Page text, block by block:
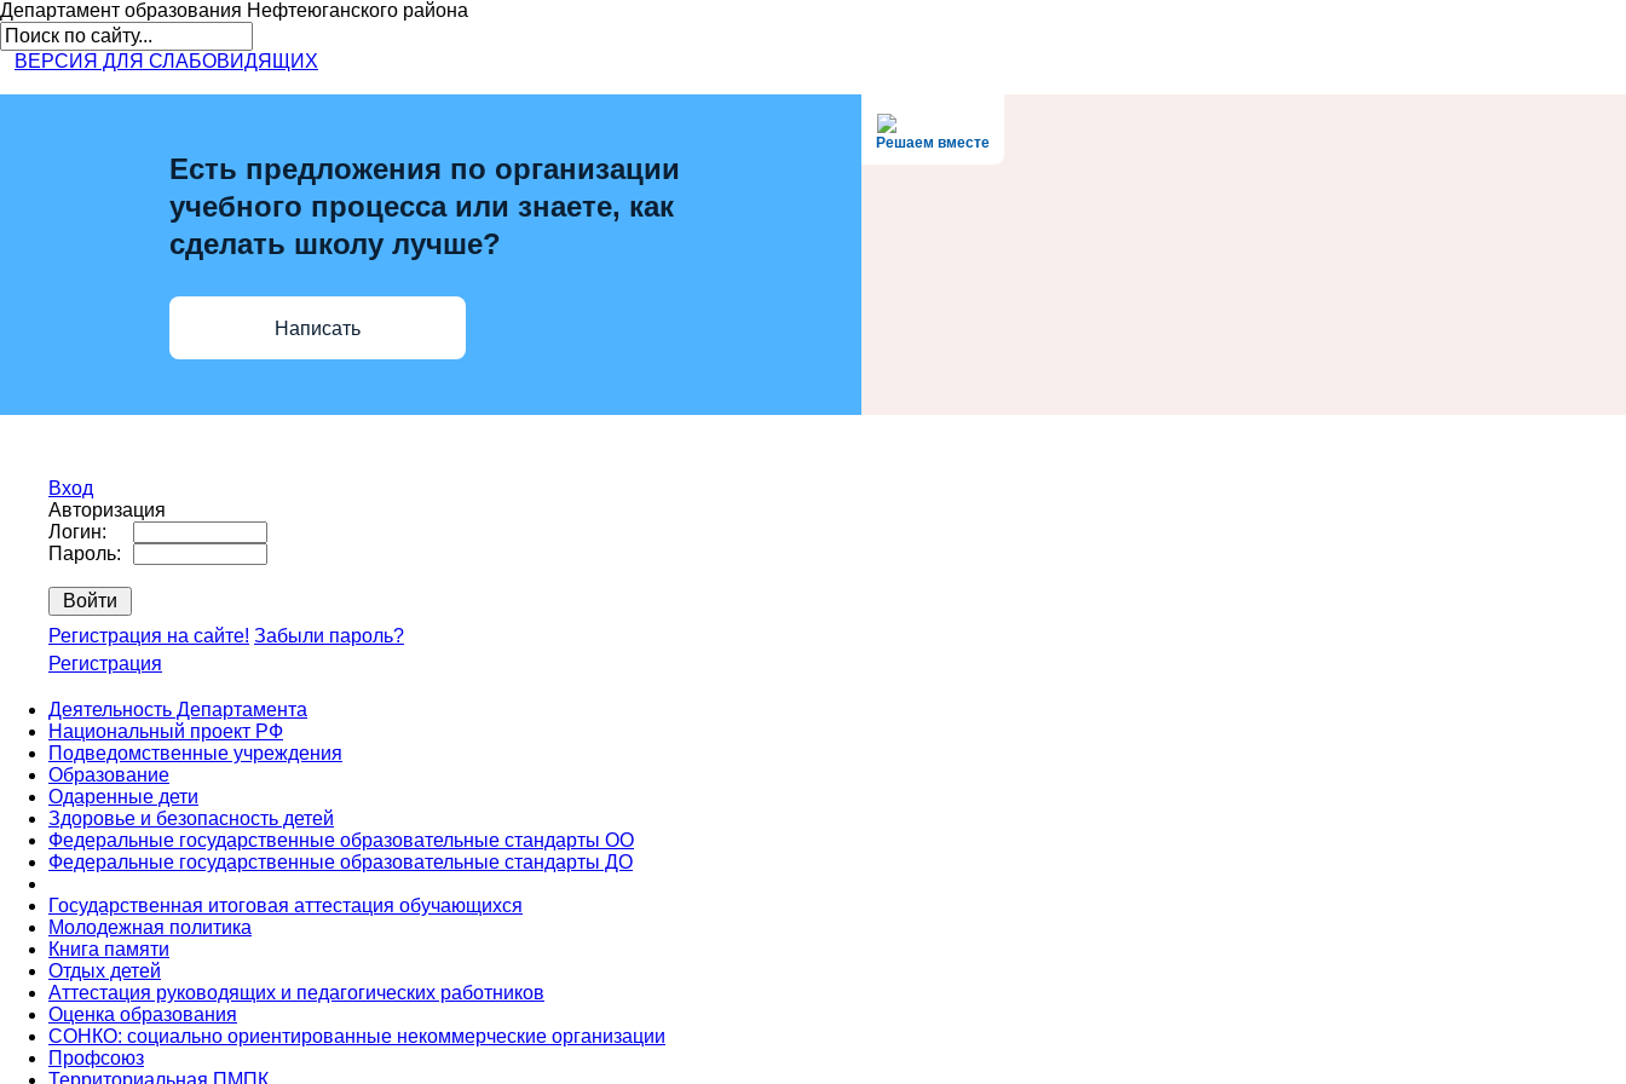
Департамент образования Нефтеюганского района
ВЕРСИЯ ДЛЯ СЛАБОВИДЯЩИХ
Решаем вместе
Есть предложения по организации
учебного процесса или знаете, как
сделать школу лучше?
Написать
Вход
Авторизация
Логин:
Пароль:
Регистрация на сайте! Забыли пароль?
Регистрация
Деятельность Департамента
Национальный проект РФ
Подведомственные учреждения
Образование
Одаренные дети
Здоровье и безопасность детей
Федеральные государственные образовательные стандарты ОО
Федеральные государственные образовательные стандарты ДО
Государственная итоговая аттестация обучающихся
Молодежная политика
Книга памяти
Отдых детей
Аттестация руководящих и педагогических работников
Оценка образования
СОНКО: социально ориентированные некоммерческие организации
Профсоюз
Территориальная ПМПК